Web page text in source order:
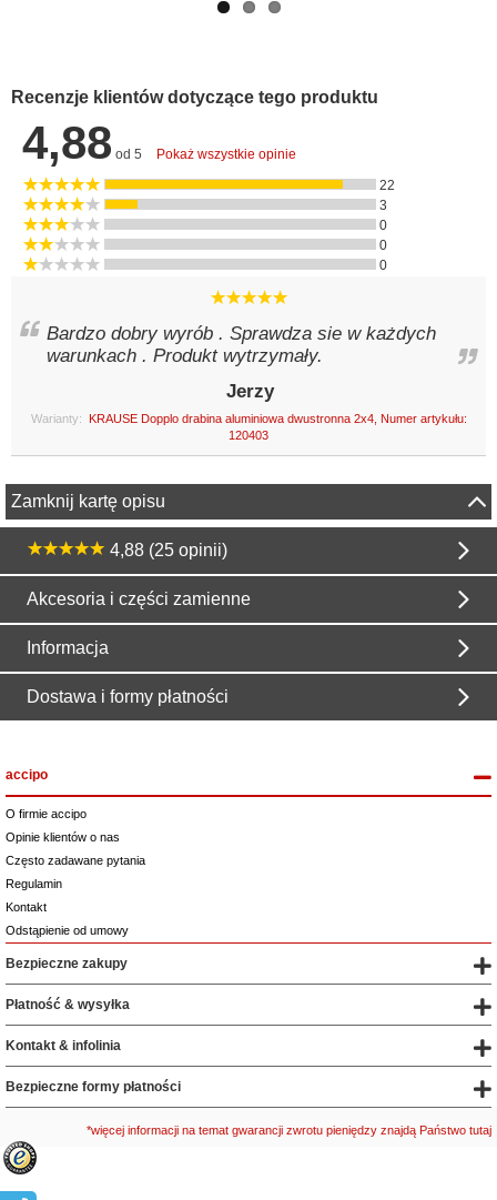
Recenzje klientów dotyczące tego produktu
4,88 od 5 Pokaż wszystkie opinie
22
3
0
0
0
Bardzo dobry wyrób . Sprawdza sie w każdych
warunkach . Produkt wytrzymały.
Jerzy
Warianty:
KRAUSE Dopplo drabina aluminiowa dwustronna 2x4, Numer artykułu:
120403
Zamknij kartę opisu
4,88 (25 opinii)
Akcesoria i części zamienne
Informacja
Dostawa i formy płatności
accipo
O firmie accipo
Opinie klientów o nas
Często zadawane pytania
Regulamin
Kontakt
Odstąpienie od umowy
Bezpieczne zakupy
Płatność & wysyłka
Kontakt & infolinia
Bezpieczne formy płatności
*więcej informacji na temat gwarancji zwrotu pieniędzy znajdą Państwo tutaj